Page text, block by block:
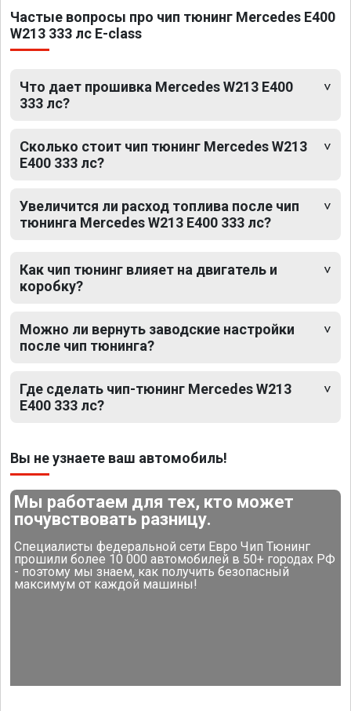
Частые вопросы про чип тюнинг Mercedes E400
W213 333 лс E-class
Что дает прошивка Mercedes W213 E400
333 лс?
Сколько стоит чип тюнинг Mercedes W213
E400 333 лс?
Увеличится ли расход топлива после чип
тюнинга Mercedes W213 E400 333 лс?
Как чип тюнинг влияет на двигатель и
коробку?
Можно ли вернуть заводские настройки
после чип тюнинга?
Где сделать чип-тюнинг Mercedes W213
E400 333 лс?
Вы не узнаете ваш автомобиль!
Мы работаем для тех, кто может
почувствовать разницу.
Специалисты федеральной сети Евро Чип Тюнинг
прошили более 10 000 автомобилей в 50+ городах РФ
- поэтому мы знаем, как получить безопасный
максимум от каждой машины!